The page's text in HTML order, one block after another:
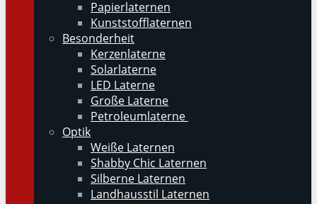
Papierlaternen
Kunststofflaternen
Besonderheit
Kerzenlaterne
Solarlaterne
LED Laterne
Große Laterne
Petroleumlaterne
Optik
Weiße Laternen
Shabby Chic Laternen
Silberne Laternen
Landhausstil Laternen